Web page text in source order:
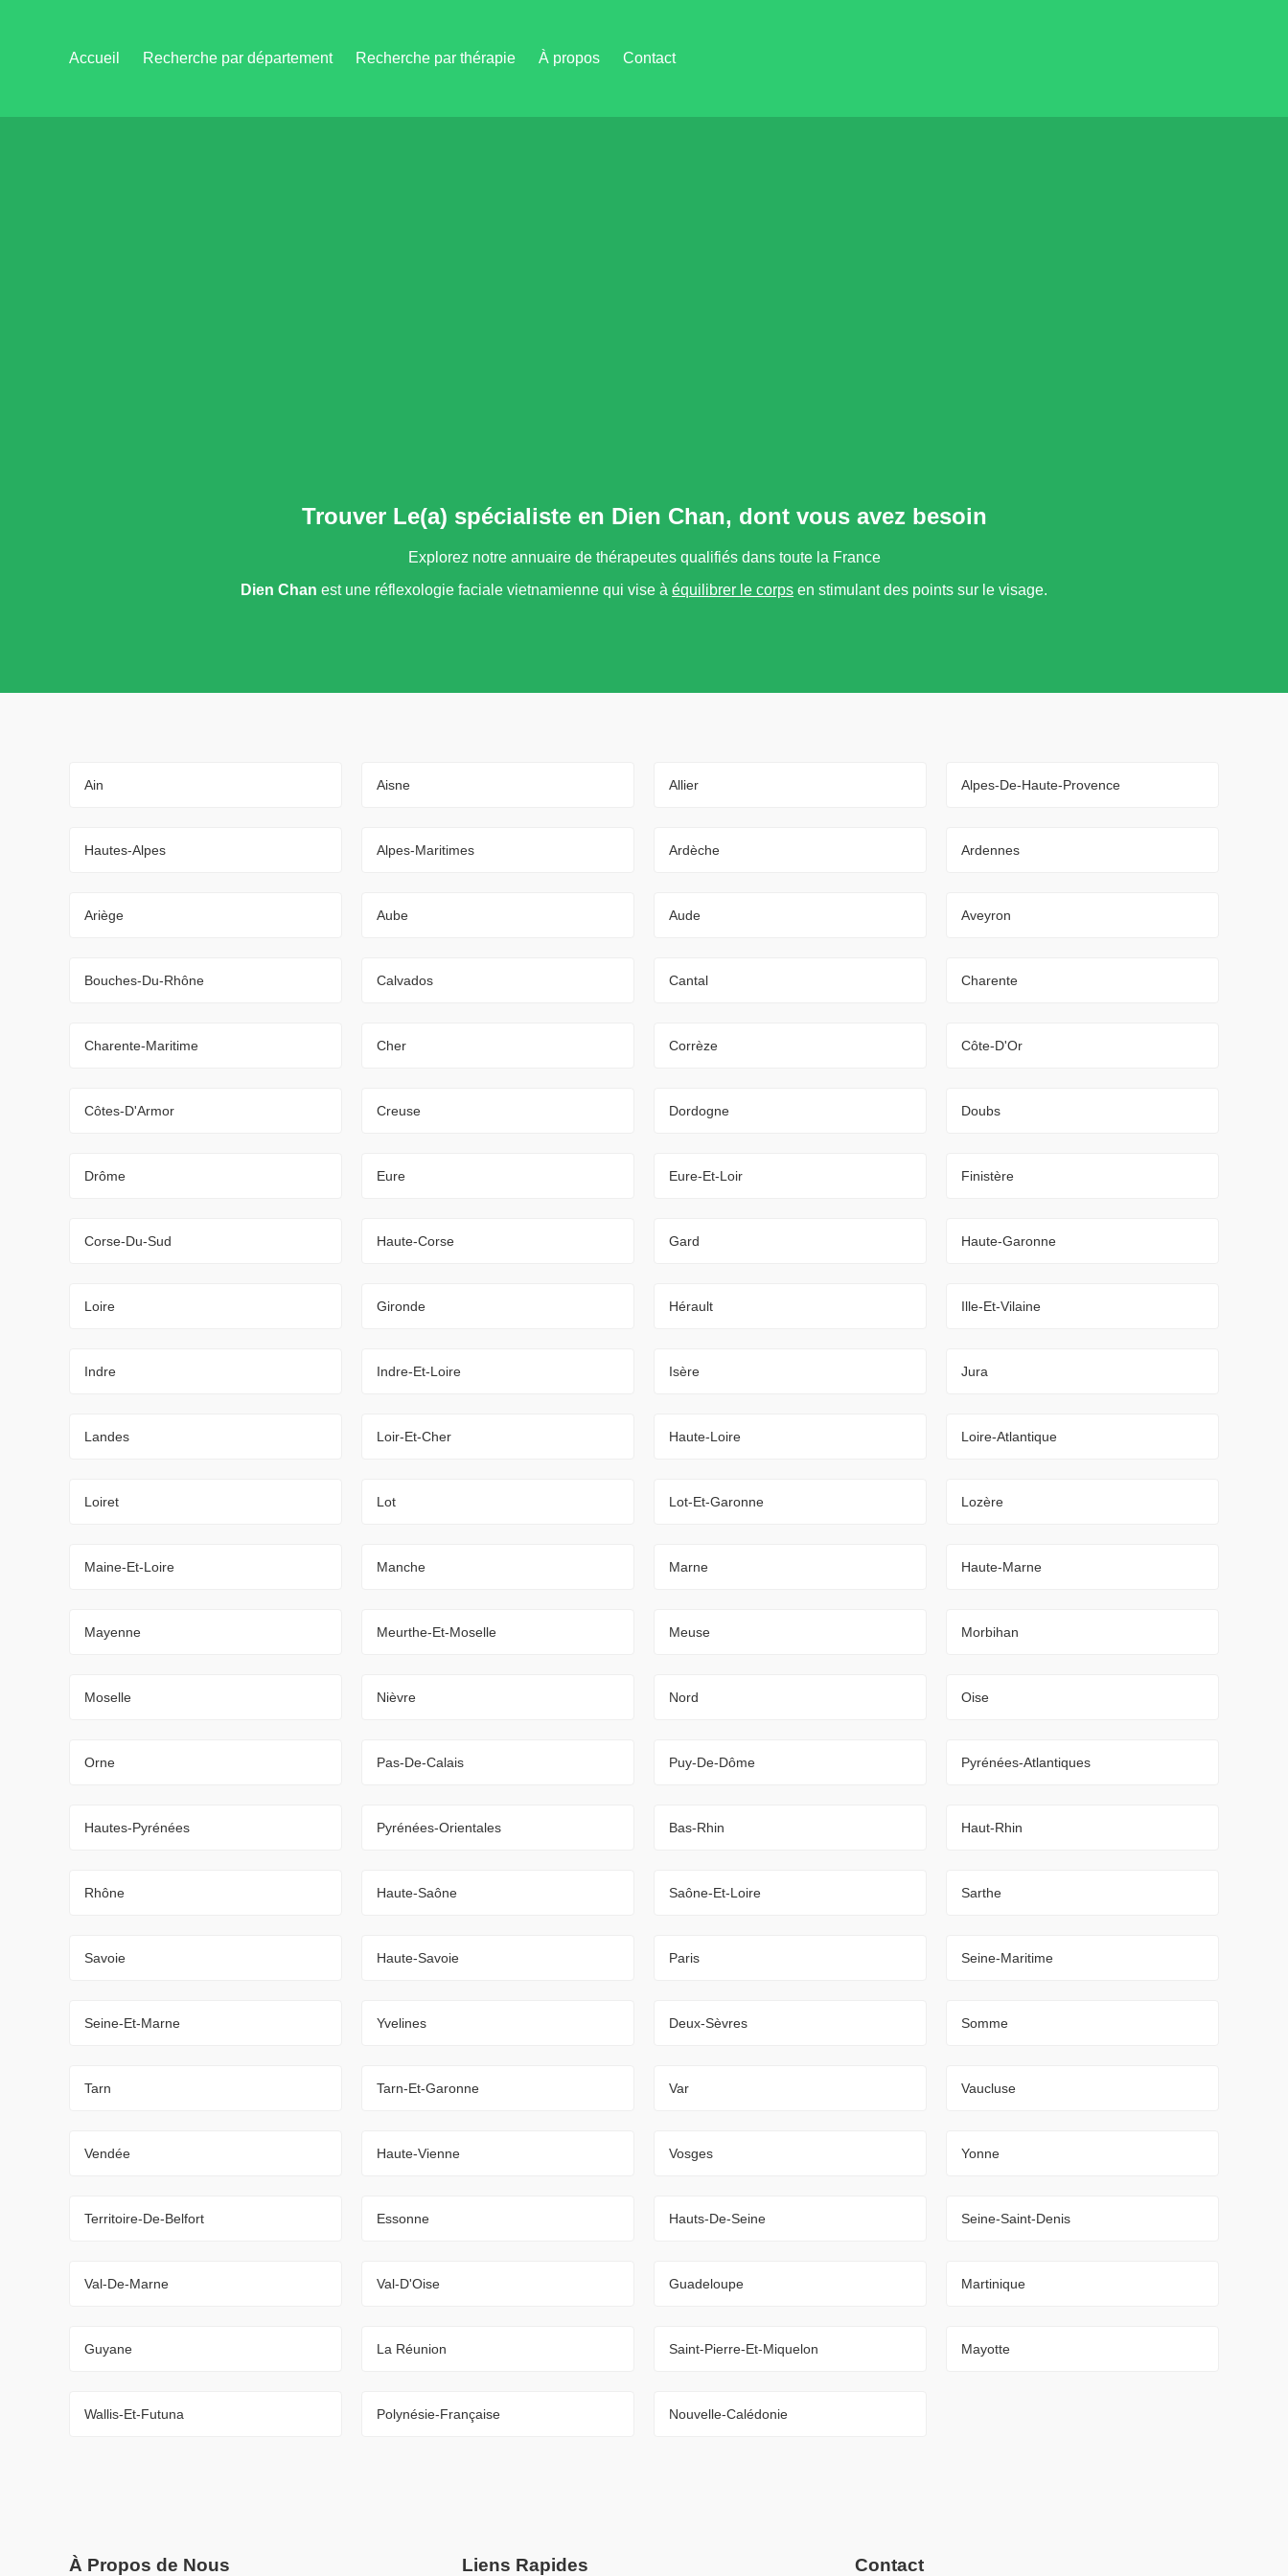
Accueil Recherche par département Recherche par thérapie À propos Contact
Trouver Le(a) spécialiste en Dien Chan, dont vous avez besoin
Explorez notre annuaire de thérapeutes qualifiés dans toute la France
Dien Chan est une réflexologie faciale vietnamienne qui vise à équilibrer le corps en stimulant des points sur le visage.
Ain Aisne Allier Alpes-De-Haute-Provence
Hautes-Alpes Alpes-Maritimes Ardèche Ardennes
Ariège Aube Aude Aveyron
Bouches-Du-Rhône Calvados Cantal Charente
Charente-Maritime Cher Corrèze Côte-D'Or
Côtes-D'Armor Creuse Dordogne Doubs
Drôme Eure Eure-Et-Loir Finistère
Corse-Du-Sud Haute-Corse Gard Haute-Garonne
Loire Gironde Hérault Ille-Et-Vilaine
Indre Indre-Et-Loire Isère Jura
Landes Loir-Et-Cher Haute-Loire Loire-Atlantique
Loiret Lot Lot-Et-Garonne Lozère
Maine-Et-Loire Manche Marne Haute-Marne
Mayenne Meurthe-Et-Moselle Meuse Morbihan
Moselle Nièvre Nord Oise
Orne Pas-De-Calais Puy-De-Dôme Pyrénées-Atlantiques
Hautes-Pyrénées Pyrénées-Orientales Bas-Rhin Haut-Rhin
Rhône Haute-Saône Saône-Et-Loire Sarthe
Savoie Haute-Savoie Paris Seine-Maritime
Seine-Et-Marne Yvelines Deux-Sèvres Somme
Tarn Tarn-Et-Garonne Var Vaucluse
Vendée Haute-Vienne Vosges Yonne
Territoire-De-Belfort Essonne Hauts-De-Seine Seine-Saint-Denis
Val-De-Marne Val-D'Oise Guadeloupe Martinique
Guyane La Réunion Saint-Pierre-Et-Miquelon Mayotte
Wallis-Et-Futuna Polynésie-Française Nouvelle-Calédonie
À Propos de Nous Liens Rapides Contact